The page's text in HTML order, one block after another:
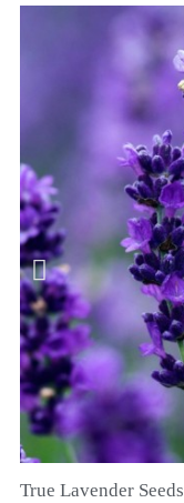
True Lavender Seeds